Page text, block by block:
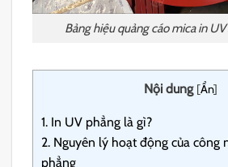
Bảng hiệu quảng cáo mica in
Nội dung [Ẩn]
1. In UV phẳng là gì?
2. Nguyên lý hoạt động của công
phẳng